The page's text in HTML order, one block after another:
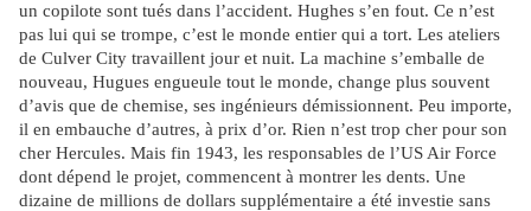
un copilote sont tués dans l’accident. Hughes s’en fout. Ce n’est
pas lui qui se trompe, c’est le monde entier qui a tort. Les ateliers
de Culver City travaillent jour et nuit. La machine s’emballe de
nouveau, Hugues engueule tout le monde, change plus souvent
d’avis que de chemise, ses ingénieurs démissionnent. Peu importe,
il en embauche d’autres, à prix d’or. Rien n’est trop cher pour son
cher Hercules. Mais fin 1943, les responsables de l’US Air Force
dont dépend le projet, commencent à montrer les dents. Une
dizaine de millions de dollars supplémentaire a été investie sans